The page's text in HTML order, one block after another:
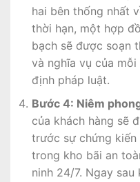
hai bên thống nhất
thời hạn, một hợp
bạch sẽ được soạn
và nghĩa vụ của
định pháp luật.
Bước 4: Niêm
của khách hàng sẽ
trước sự chứng
trong kho bãi an
ninh 24/7. Ngay